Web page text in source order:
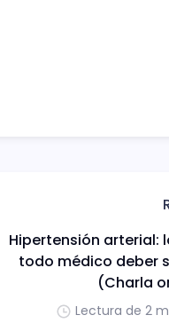
Hipertensión arterial:
todo médico deber
(Charla
Lectura de 2